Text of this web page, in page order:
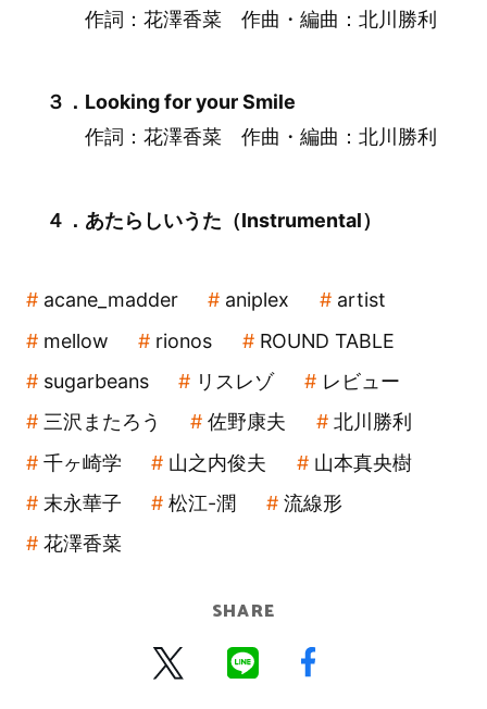
作詞：花澤香菜 作曲・編曲：北川勝利
３．Looking for your Smile
作詞：花澤香菜 作曲・編曲：北川勝利
４．あたらしいうた（Instrumental）
acane_madder aniplex
artist
mellow
rionos
ROUND TABLE
sugarbeans
リスレゾ
レビュー
三沢またろう
佐野康夫
北川勝利
千ヶ崎学
山之内俊夫
山本真央樹
末永華子
松江-潤
流線形
花澤香菜
SHARE